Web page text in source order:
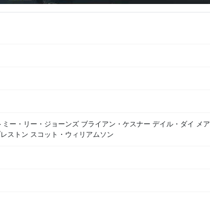
ー・リー・ジョーンズ ブライアン・ケスナー デイル・ダイ メア
ストン スコット・ウィリアムソン